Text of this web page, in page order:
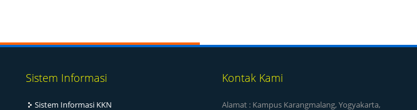
Sistem Informasi
Sistem Informasi KKN
Kontak Kami
Alamat : Kampus Karangmalang, Yogyakarta,